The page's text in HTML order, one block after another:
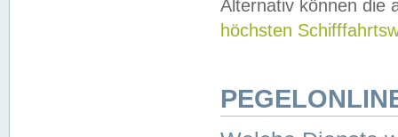
Alternativ können die
höchsten